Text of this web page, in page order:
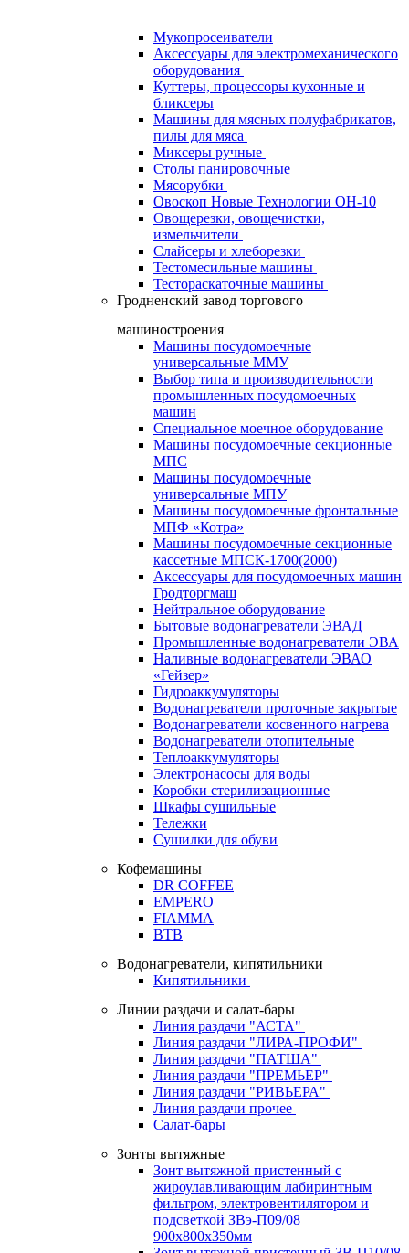
Мукопросеиватели
Аксессуары для электромеханического
оборудования
Куттеры, процессоры кухонные и
бликсеры
Машины для мясных полуфабрикатов,
пилы для мяса
Миксеры ручные
Столы панировочные
Мясорубки
Овоскоп Новые Технологии ОН-10
Овощерезки, овощечистки,
измельчители
Слайсеры и хлеборезки
Тестомесильные машины
Тестораскаточные машины
Гродненский завод торгового
машиностроения
Машины посудомоечные
универсальные ММУ
Выбор типа и производительности
промышленных посудомоечных
машин
Специальное моечное оборудование
Машины посудомоечные секционные
МПС
Машины посудомоечные
универсальные МПУ
Машины посудомоечные фронтальные
МПФ «Котра»
Машины посудомоечные секционные
кассетные МПСК-1700(2000)
Аксессуары для посудомоечных машин
Гродторгмаш
Нейтральное оборудование
Бытовые водонагреватели ЭВАД
Промышленные водонагреватели ЭВА
Наливные водонагреватели ЭВАО
«Гейзер»
Гидроаккумуляторы
Водонагреватели проточные закрытые
Водонагреватели косвенного нагрева
Водонагреватели отопительные
Теплоаккумуляторы
Электронасосы для воды
Коробки стерилизационные
Шкафы сушильные
Тележки
Сушилки для обуви
Кофемашины
DR COFFEE
EMPERO
FIAMMA
BTB
Водонагреватели, кипятильники
Кипятильники
Линии раздачи и салат-бары
Линия раздачи "АСТА"
Линия раздачи "ЛИРА-ПРОФИ"
Линия раздачи "ПАТША"
Линия раздачи "ПРЕМЬЕР"
Линия раздачи "РИВЬЕРА"
Линия раздачи прочее
Салат-бары
Зонты вытяжные
Зонт вытяжной пристенный с
жироулавливающим лабиринтным
фильтром, электровентилятором и
подсветкой ЗВэ-П09/08
900х800х350мм